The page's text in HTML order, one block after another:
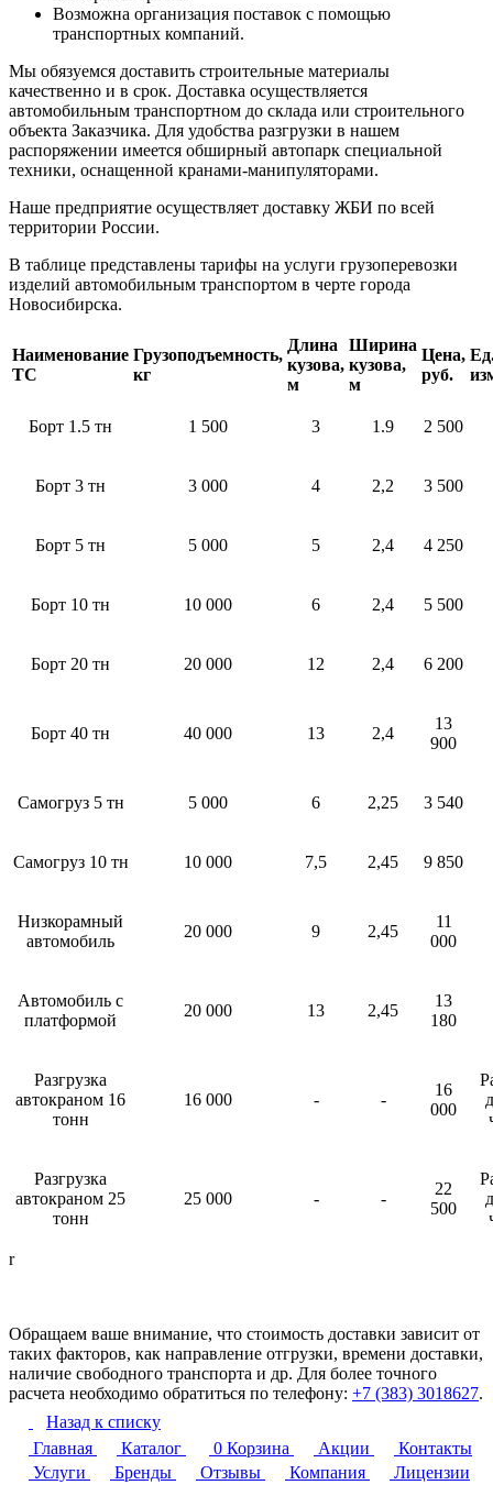
Возможна организация поставок с помощью
транспортных компаний.
Мы обязуемся доставить строительные материалы
качественно и в срок. Доставка осуществляется
автомобильным транспортном до склада или строительного
объекта Заказчика. Для удобства разгрузки в нашем
распоряжении имеется обширный автопарк специальной
техники, оснащенной кранами-манипуляторами.
Наше предприятие осуществляет доставку ЖБИ по всей
территории России.
В таблице представлены тарифы на услуги грузоперевозки
изделий автомобильным транспортом в черте города
Новосибирска.
Наименование
ТС
Грузоподъемность,
кг
Длина
кузова,
м
Ширина
кузова,
м
Цена,
руб.
Борт 1.5 тн 1 500 3 1.9 2 500
Борт 3 тн 3 000 4 2,2 3 500
Борт 5 тн 5 000 5 2,4 4 250
Борт 10 тн 10 000 6 2,4 5 500
Борт 20 тн 20 000 12 2,4 6 200
Борт 40 тн 40 000 13 2,4
13
900
Самогруз 5 тн 5 000 6 2,25 3 540
Самогруз 10 тн 10 000 7,5 2,45 9 850
Низкорамный
автомобиль
20 000 9 2,45
11
000
Автомобиль с
платформой
20 000 13 2,45
13
180
Разгрузка
автокраном 16
тонн
16 000 - -
16
000
Разгрузка
автокраном 25
тонн
25 000 - -
22
500
r
Обращаем ваше внимание, что стоимость доставки зависит от
таких факторов, как направление отгрузки, времени доставки,
наличие свободного транспорта и др. Для более точного
расчета необходимо обратиться по телефону: +7 (383) 3018627.
Назад к списку
Главная
Каталог 0 Корзина Акции
Контакты
Услуги
Бренды Отзывы Компания
Лицензии